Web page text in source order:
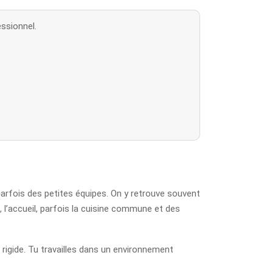
des petites équipes. On y retrouve souvent
parfois la cuisine commune et des
Tu travailles dans un environnement